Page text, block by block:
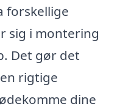
forskellige
sig i montering
Det gør det
rigtige
dine